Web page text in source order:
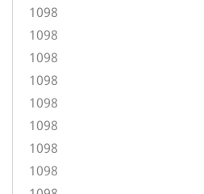
1098
1098
1098
1098
1098
1098
1098
1098